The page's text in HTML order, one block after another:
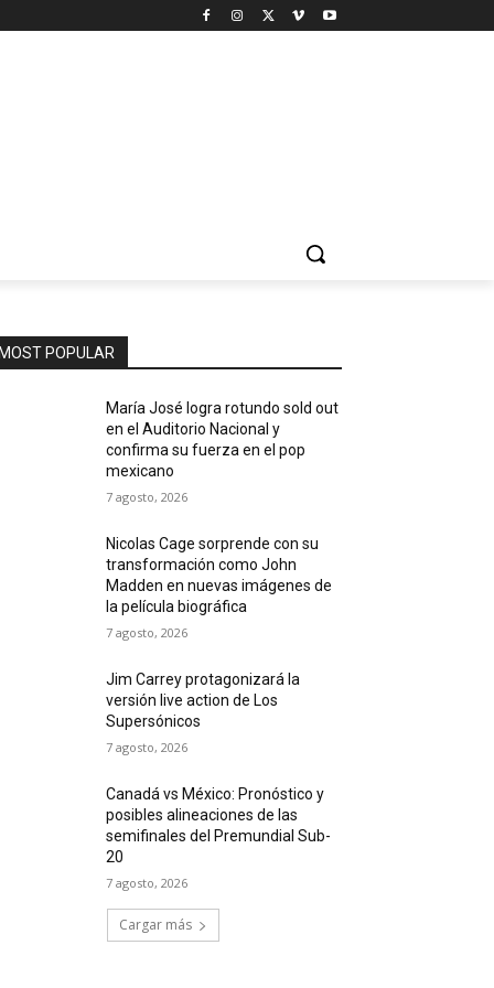
MOST POPULAR
María José logra rotundo sold out
en el Auditorio Nacional y
confirma su fuerza en el pop
mexicano
7 agosto, 2026
Nicolas Cage sorprende con su
transformación como John
Madden en nuevas imágenes de
la película biográfica
7 agosto, 2026
Jim Carrey protagonizará la
versión live action de Los
Supersónicos
7 agosto, 2026
Canadá vs México: Pronóstico y
posibles alineaciones de las
semifinales del Premundial Sub-
20
7 agosto, 2026
Cargar más